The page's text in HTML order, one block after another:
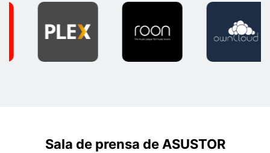
Sala de prensa de ASUSTOR